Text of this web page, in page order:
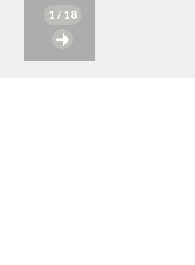
1 / 18